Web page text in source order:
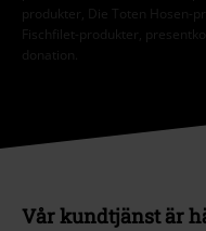
produkter, Die Toten Hosen-
Fischfilet-produkter,
donation.
Vår kundtjänst är